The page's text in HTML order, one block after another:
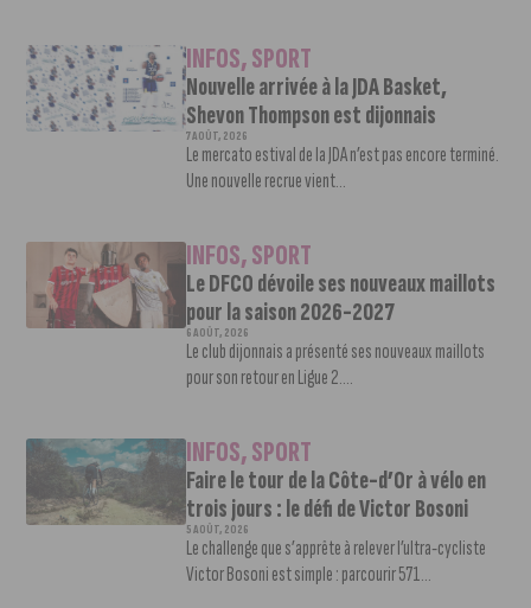
INFOS,SPORT
Nouvelle arrivée à la JDA Basket,
Shevon Thompson est dijonnais
7 AOÛT, 2026
Le mercato estival de la JDA n’est pas encore terminé.
Une nouvelle recrue vient...
INFOS,SPORT
Le DFCO dévoile ses nouveaux maillots
pour la saison 2026-2027
6 AOÛT, 2026
Le club dijonnais a présenté ses nouveaux maillots
pour son retour en Ligue 2....
INFOS,SPORT
Faire le tour de la Côte-d’Or à vélo en
trois jours : le défi de Victor Bosoni
5 AOÛT, 2026
Le challenge que s’apprête à relever l’ultra-cycliste
Victor Bosoni est simple : parcourir 571...